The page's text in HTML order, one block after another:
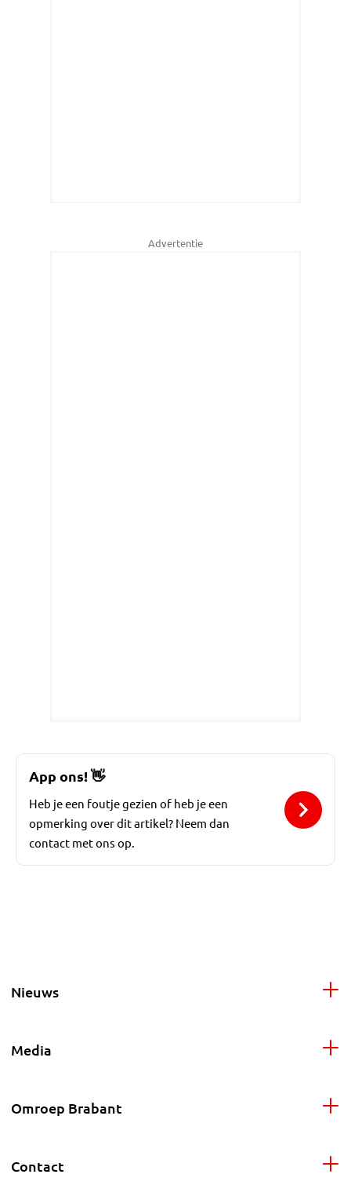
Advertentie
App ons!👋
Heb je een foutje gezien of heb je een
opmerking over dit artikel? Neem dan
contact met ons op.
Nieuws
Media
Omroep Brabant
Contact